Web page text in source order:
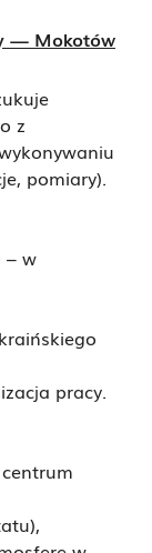
— Mokotów
z
pomiary).
– w
pracy.